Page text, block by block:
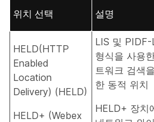
위치 선택 설명
HELD(HTTP
Enabled
Location
Delivery) (HELD)
HELD+ (Webex
LIS 및 PIDF-
형식을 사용
트워크 검색
한 동적 위치
HELD+ 장치